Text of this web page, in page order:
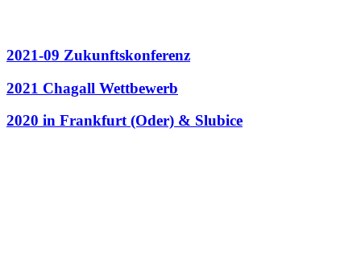
2021-09 Zukunftskonferenz
2021 Chagall Wettbewerb
2020 in Frankfurt (Oder) & Slubice